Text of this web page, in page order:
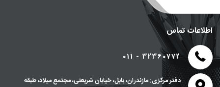
اطلاعات تماس
011 - 32360772
دفتر مرکزی: مازندران، بابل، خیابان شریعتی، مجتمع میلاد، طبقه